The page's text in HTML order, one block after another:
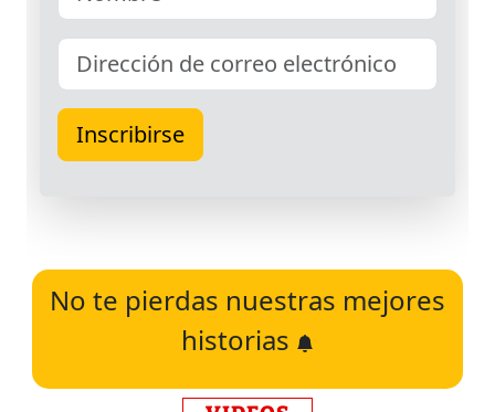
No te pierdas nuestras mejores
historias